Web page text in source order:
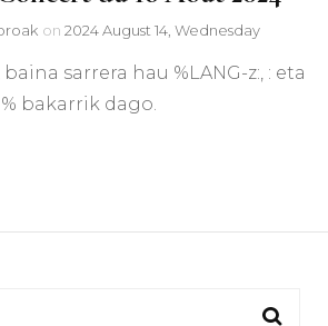
on 2024 August 14, Wednesday
sarrera hau %LANG-z:, : eta
% bakarrik dago.